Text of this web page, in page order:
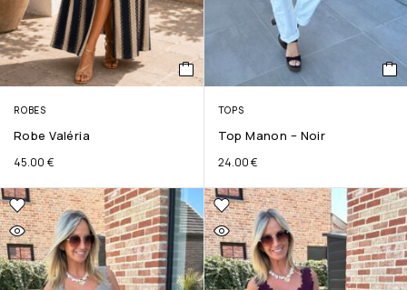
ROBES
Robe Valéria
45.00 €
TOPS
Top Manon – Noir
24.00€